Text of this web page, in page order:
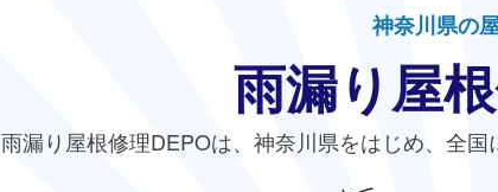
神奈川県の
雨漏り屋
雨漏り屋根修理DEPOは、神奈川県をはじめ、全国